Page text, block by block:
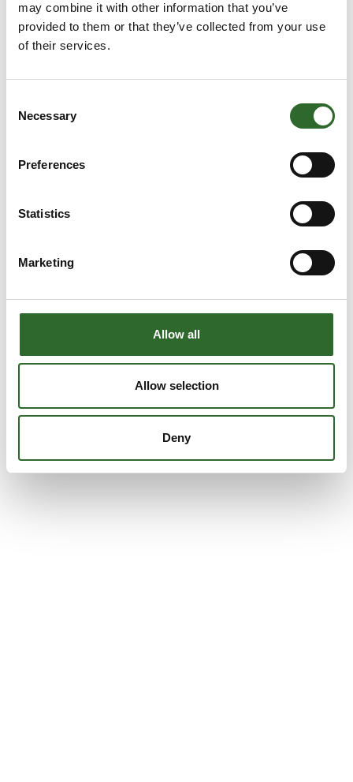
may combine it with other information that you’ve
provided to them or that they’ve collected from your use
of their services.
Selection
Necessary
Preferences
Statistics
Marketing
Allow all
Allow selection
Deny
SENESTE ARTIKLER OG